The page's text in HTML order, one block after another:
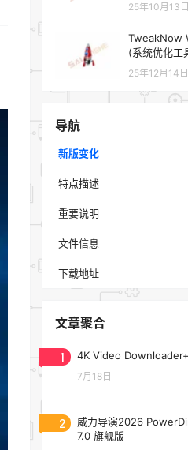
25年10月13日
TweakNow
(系统优化工
25年12月14日
导航
新版变化
特点描述
重要说明
文件信息
下载地址
文章聚合
1 4K Video
7月18日
2
威力导演2026
7.0 旗舰版